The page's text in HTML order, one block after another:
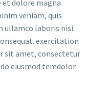
dolore magna
veniam, quis
ullamco laboris nisi
exercitation
sit amet, consectetur
eiusmod temdolor.